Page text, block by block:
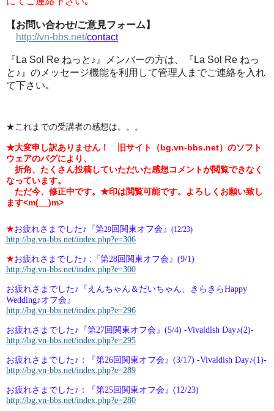
【お問い合わせ/ご意見フォーム】
http://vn-bbs.net/contact
『 La Sol Re ねっと ♪ 』メンバーの方は、『 La Sol Re ねっ
と ♪ 』のメッセージ機能を利用して管理人までご連絡を入れ
て下さい｡
★これまでの受講者の感想は。。。
★大変申し訳ありません！ 旧サイト（bg.vn-bbs.net）のソフト
ウェアのバグにより、
折角、たくさん投稿していただいた感想コメントが閲覧できなく
なっています。
ただ今、修正中です。★印は閲覧可能です。よろしくお願い致し
ます<m(__)m>
★お疲れさまでした♪『第29回関東オフ会』 (12/23)
http://bg.vn-bbs.net/index.php?e=306
★お疲れさまでした♪ :『第28回関東オフ会』(9/1)
http://bg.vn-bbs.net/index.php?e=300
お疲れさまでした♪『えんちゃん＆だいちゃん、きらきらHappy
Wedding♪オフ会』
http://bg.vn-bbs.net/index.php?e=296
お疲れさまでした♪『第27回関東オフ会』(5/4) -Vivaldish Day♪(2)-
http://bg.vn-bbs.net/index.php?e=295
お疲れさまでした♪：『第26回関東オフ会』(3/17) -Vivaldish Day♪(1)-
http://bg.vn-bbs.net/index.php?e=289
お疲れさまでした♪：『第25回関東オフ会』(12/23)
http://bg.vn-bbs.net/index.php?e=280